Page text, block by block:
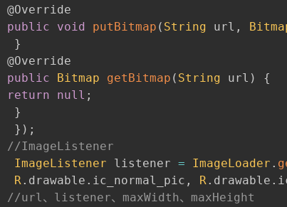
@Override
public
void putBitmap ( String url ,
}
@Override
public
Bitmap getBitmap ( String url )
{
return
null ;
}
} ) ;
//ImageListener
ImageListener listener = ImageLoader .
R. drawable . ic_normal_pic , R. drawable .
//url、listener、maxWidth、maxHeight